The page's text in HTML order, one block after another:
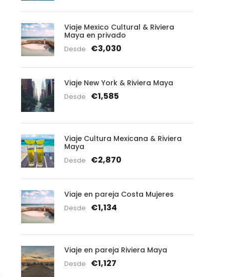
Viaje Mexico Cultural & Riviera
Maya en privado
Desde €3,030
Viaje New York & Riviera Maya
Desde €1,585
Viaje Cultura Mexicana & Riviera
Maya
Desde €2,870
Viaje en pareja Costa Mujeres
Desde €1,134
Viaje en pareja Riviera Maya
Desde €1,127